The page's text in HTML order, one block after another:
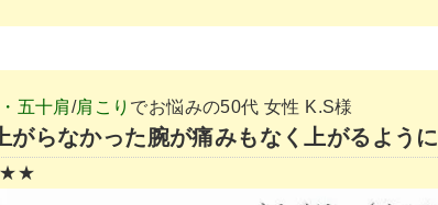
五十肩/肩こり でお悩みの50代 女性 K.S様
がらなかった腕が痛みもなく上がるように